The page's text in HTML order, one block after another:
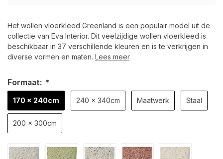
Het wollen vloerkleed Greenland is een populair model uit de
collectie van Eva Interior. Dit veelzijdige wollen vloerkleed is
beschikbaar in 37 verschillende kleuren en is te verkrijgen in
diverse vormen en maten. Lees meer.
Formaat: *
170 x 240cm 240 x 340cm Maatwerk Staal
200 x 300cm